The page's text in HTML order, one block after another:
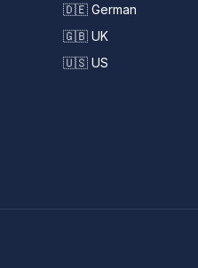
🇩🇪 German
🇬🇧 UK
🇺🇸 US